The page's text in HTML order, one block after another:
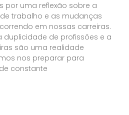
por uma reflexão sobre a
trabalho e as mudanças
em nossas carreiras.
duplicidade de profissões e a
são uma realidade
nos preparar para
constante